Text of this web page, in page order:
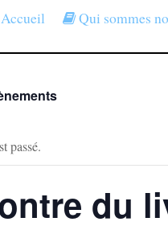
Qui sommes
passé.
du